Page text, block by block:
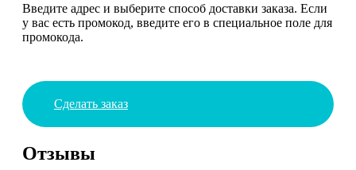
Введите адрес и выберите способ доставки заказа. Если
у вас есть промокод, введите его в специальное поле для
промокода.
Сделать заказ
Отзывы